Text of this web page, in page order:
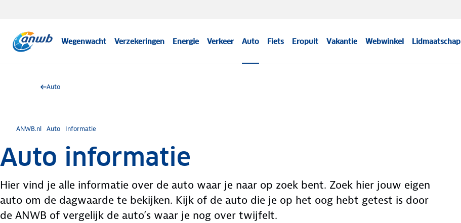
Wegenwacht Verzekeringen Energie Verkeer Auto Fiets Eropuit Vakantie Webwinkel Lidmaatschap
Auto
ANWB.nl Auto Informatie
Auto informatie
Hier vind je alle informatie over de auto waar je naar op zoek bent. Zoek hier jouw eigen
auto om de dagwaarde te bekijken. Kijk of de auto die je op het oog hebt getest is door
de ANWB of vergelijk de auto’s waar je nog over twijfelt.